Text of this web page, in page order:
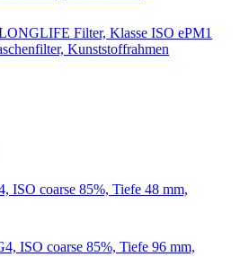
Filter, Klasse ISO ePM1
Kunststoffrahmen
ISO coarse 85%, Tiefe 48 mm,
ISO coarse 85%, Tiefe 96 mm,